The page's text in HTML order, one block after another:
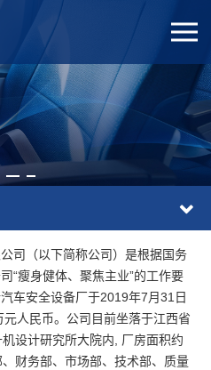
司（以下简称公司）是根据国务
“瘦身健体、聚焦主业”的工作要
车安全设备厂于2019年7月31日
人民币。公司目前坐落于江西省
设计研究所大院内, 厂房面积约
财务部、市场部、技术部、质量